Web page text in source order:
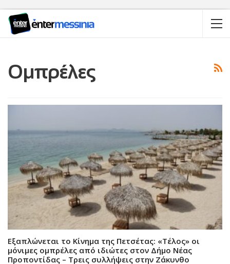
Ομπρέλες
Εξαπλώνεται το Κίνημα της Πετσέτας: «Τέλος» οι
μόνιμες ομπρέλες από ιδιώτες στον Δήμο Νέας
Προποντίδας – Τρεις συλλήψεις στην Ζάκυνθο